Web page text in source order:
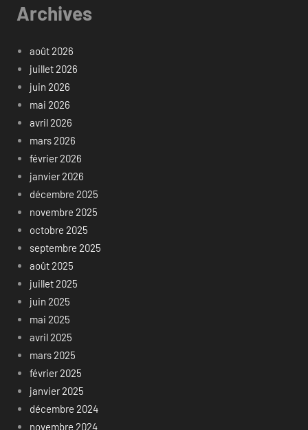
Archives
août 2026
juillet 2026
juin 2026
mai 2026
avril 2026
mars 2026
février 2026
janvier 2026
décembre 2025
novembre 2025
octobre 2025
septembre 2025
août 2025
juillet 2025
juin 2025
mai 2025
avril 2025
mars 2025
février 2025
janvier 2025
décembre 2024
novembre 2024